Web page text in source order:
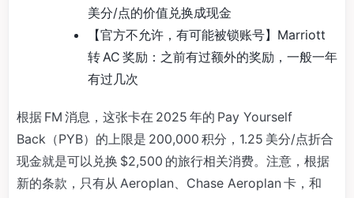
美分/点的价值兑换成现金
【官方不允许，有可能被锁账号】Marriott
转 AC 奖励：之前有过额外的奖励，一般一年
有过几次
根据 FM 消息，这张卡在 2025 年的 Pay Yourself
Back（PYB）的上限是 200,000 积分，1.25 美分/点折合
现金就是可以兑换 $2,500 的旅行相关消费。注意，根据
新的条款，只有从 Aeroplan、Chase Aeroplan 卡，和